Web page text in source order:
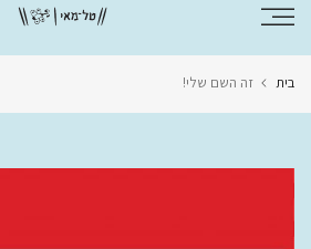
בית זה השם שלי!